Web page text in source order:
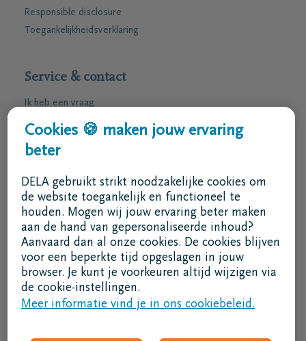
Responsible disclosure
Toegankelijkheidsverklaring
Service & contact
Ik heb een vraag
Ik wens een afspraak
Ik wens een brochure per post
ma - vr 8u30 -17u
Ik ben een bemiddelaar
Aanmelden in DELAconnect
Ik ben een leverancier
MVO code
Cookies 🍪 maken jouw ervaring
beter
DELA gebruikt strikt noodzakelijke cookies om
de website toegankelijk en functioneel te
houden. Mogen wij jouw ervaring beter maken
aan de hand van gepersonaliseerde inhoud?
Aanvaard dan al onze cookies. De cookies blijven
voor een beperkte tijd opgeslagen in jouw
browser. Je kunt je voorkeuren altijd wijzigen via
de cookie-instellingen.
Meer informatie vind je in ons cookiebeleid.